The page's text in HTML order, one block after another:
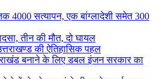
4000 सत्यापन, एक बांग्लादेशी समेत 300
तीन की मौत, दो घायल
की ऐतिहासिक पहल
बनाने के लिए डबल इंजन सरकार का